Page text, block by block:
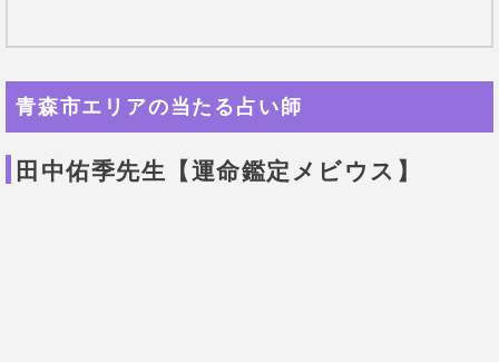
青森市エリアの当たる占い師
田中佑季先生【運命鑑定メビウス】